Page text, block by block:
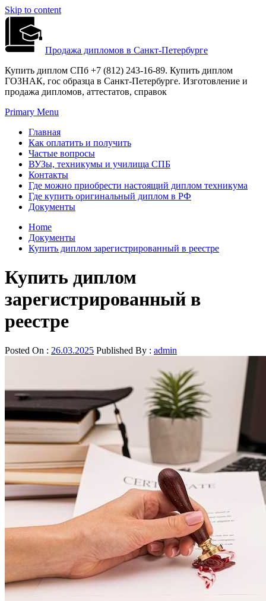
Skip to content
Продажа дипломов в Санкт-Петербурге
Купить диплом СПб +7 (812) 243-16-89. Купить диплом
ГОЗНАК, гос образца в Санкт-Петербурге. Изготовление и
продажа дипломов, аттестатов, справок
Primary Menu
Главная
Как оплатить и получить
Частые вопросы
ВУЗы, техникумы и училища СПБ
Контакты
Где можно приобрести настоящий диплом техникума
Где купить оригинальный диплом в РФ
Документы
Home
Документы
Купить диплом зарегистрированный в реестре
Купить диплом
зарегистрированный в
реестре
Posted On : 26.03.2025 Published By : admin